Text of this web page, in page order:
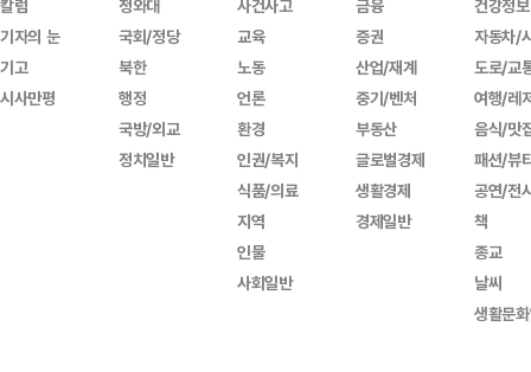
칼럼
기자의 눈
기고
시사만평
청와대
국회/정당
북한
행정
국방/외교
정치일반
사건사고
교육
노동
언론
환경
인권/복지
식품/의료
지역
인물
사회일반
금융
증권
산업/재계
중기/벤처
부동산
글로벌경제
생활경제
경제일반
건강정보
자동차/
도로/교
여행/레
음식/맛
패션/뷰
공연/전
책
종교
날씨
생활문